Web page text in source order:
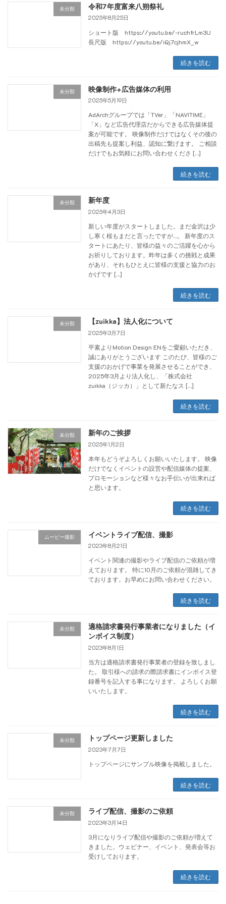
未分類 令和7年度富来八朔祭礼
2025年8月25日
ショート版 https://youtu.be/-ruchfrLm3U
長尺版 https://youtu.be/iQj7cjhmX_w
続きを読む
未分類 映像制作+広告媒体の利用
2025年5月19日
AdArchグループでは「TVer」「NAVITIME」
「X」など広告代理店だからできる広告媒体提
案が可能です。 映像制作だけではなくその後の
出稿先も提案し利益、認知に繋げます。 ご相談
だけでもお気軽にお問い合わせくださ […]
続きを読む
未分類 新年度
2025年4月3日
新しい年度がスタートしました。まだ金沢は少
し寒く桜もまだと言ったですが…。 新年度のス
タートにあたり、皆様の益々のご活躍を心から
お祈りしております。昨年は多くの挑戦と成果
があり、それもひとえに皆様の支援と協力のお
かげです […]
続きを読む
未分類 【zuikka】法人化について
2025年3月7日
平素よりMotion Design ENをご愛顧いただき、
誠にありがとうございます このたび、皆様のご
支援のおかげで事業を発展させることができ、
2025年3月より法人化し、「株式会社
zuikka（ジッカ）」として新たなス […]
続きを読む
未分類 新年のご挨拶
2025年1月2日
本年もどうぞよろしくお願いいたします。 映像
だけでなくイベントの設営や配信媒体の提案、
プロモーションなど様々なお手伝いが出来れば
と思います。
続きを読む
ムービー撮影 イベントライブ配信、撮影
2023年8月21日
イベント関連の撮影やライブ配信のご依頼が増
えております。 特に10月のご依頼が混雑してき
ております。お早めにお問い合わせください。
続きを読む
未分類
適格請求書発行事業者になりました（イ
ンボイス制度）
2023年8月1日
当方は適格請求書発行事業者の登録を致しまし
た。 取引様への請求の際請求書にインボイス登
録番号を記入する事になります。 よろしくお願
いいたします。
続きを読む
未分類 トップページ更新しました
2023年7月7日
トップページにサンプル映像を掲載しました。
続きを読む
未分類 ライブ配信、撮影のご依頼
2023年3月14日
3月になりライブ配信や撮影のご依頼が増えて
きました。ウェビナー、イベント、発表会等お
受けしております。
続きを読む